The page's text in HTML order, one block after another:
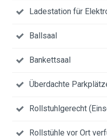
Ladestation für
Ballsaal
Bankettsaal
Überdachte
Rollstuhlgerecht
Rollstühle vor Ort